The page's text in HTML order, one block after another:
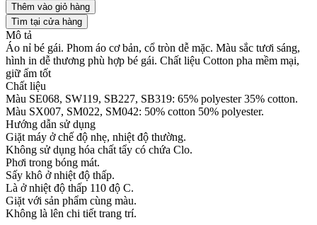
Thêm vào giỏ hàng
Tìm tại cửa hàng
Mô tả
Áo nỉ bé gái. Phom áo cơ bản, cổ tròn dễ mặc. Màu sắc tươi sáng,
hình in dễ thương phù hợp bé gái. Chất liệu Cotton pha mềm mại,
giữ ấm tốt
Chất liệu
Màu SE068, SW119, SB227, SB319: 65% polyester 35% cotton.
Màu SX007, SM022, SM042: 50% cotton 50% polyester.
Hướng dẫn sử dụng
Giặt máy ở chế độ nhẹ, nhiệt độ thường.
Không sử dụng hóa chất tẩy có chứa Clo.
Phơi trong bóng mát.
Sấy khô ở nhiệt độ thấp.
Là ở nhiệt độ thấp 110 độ C.
Giặt với sản phẩm cùng màu.
Không là lên chi tiết trang trí.